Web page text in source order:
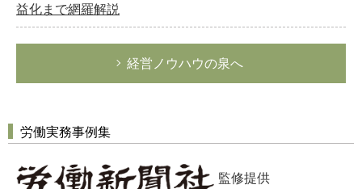
益化まで網羅解説
経営ノウハウの泉へ
労働実務事例集
監修提供